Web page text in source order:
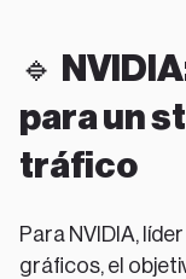
🔹
para un
tráfico
Para NVIDIA,
gráficos, el